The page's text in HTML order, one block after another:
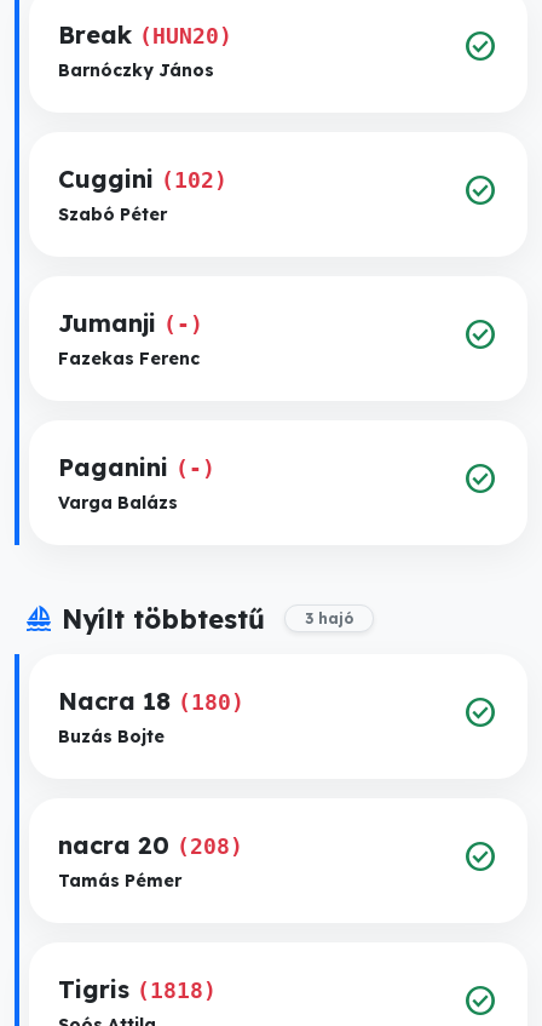
Break (HUN20)
Barnóczky János
check_circle
Cuggini (102)
Szabó Péter
check_circle
Jumanji (-)
Fazekas Ferenc
check_circle
Paganini (-)
Varga Balázs
check_circle
sailing Nyílt többtestű 3 hajó
Nacra 18 (180)
Buzás Bojte
check_circle
nacra 20 (208)
Tamás Pémer
check_circle
Tigris (1818) check_circle